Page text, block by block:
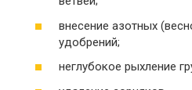
внесение азотных
удобрений;
неглубокое рыхление